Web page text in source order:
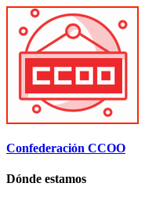
Confederación CCOO
Dónde estamos